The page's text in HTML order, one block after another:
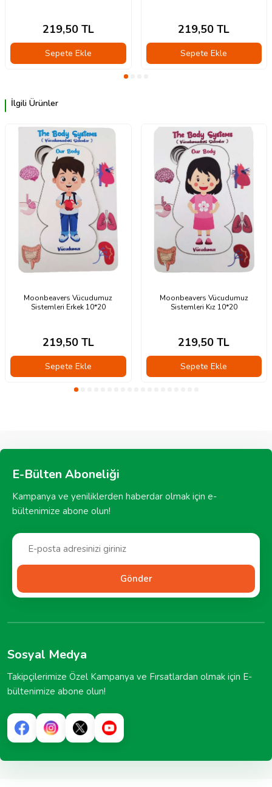
219,50TL
Sepete Ekle
219,50 TL
Sepete Ekle
İlgili Ürünler
Moonbeavers Vücudumuz
Sistemleri Erkek 10*20
219,50TL
Sepete Ekle
Moonbeavers Vücudumuz
Sistemleri Kız 10*20
219,50 TL
Sepete Ekle
E-Bülten Aboneliği
Kampanya ve yeniliklerden haberdar olmak için e-
bültenimize abone olun!
Gönder
Sosyal Medya
Takipçilerimize Özel Kampanya ve Fırsatlardan olmak için E-
bültenimize abone olun!